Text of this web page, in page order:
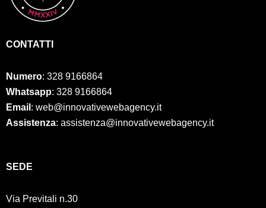
CONTATTI
Numero: 328 9166864
Whatsapp: 328 9166864
Email : web@innovativewebagency.it
Assistenza: assistenza@innovativewebagency.it
SED E
Via Previtali n.30